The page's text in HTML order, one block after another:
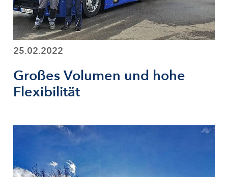
25.02.2022
Großes Volumen und hohe
Flexibilität